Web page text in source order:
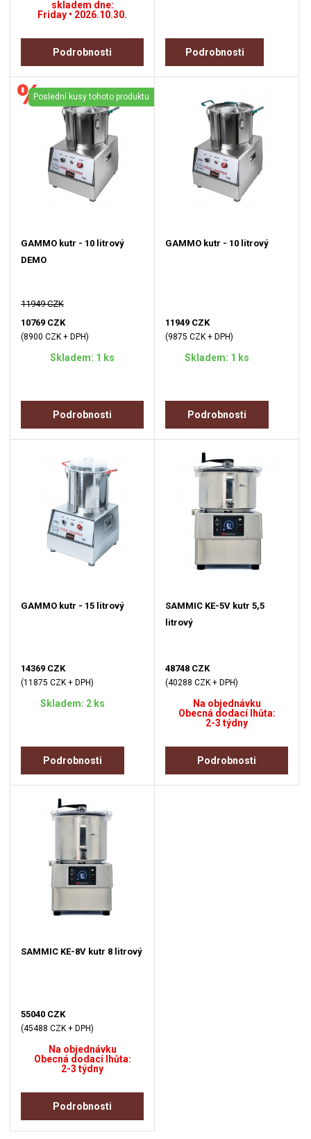
skladem dne:
Friday • 2026.10.30.
Podrobnosti Podrobnosti
Poslední kusy tohoto produktu
GAMMO kutr - 10 litrový
DEMO
11949 CZK
10769 CZK
(8900 CZK + DPH)
Skladem: 1 ks
Podrobnosti
GAMMO kutr - 10 litrový
11949 CZK
(9875 CZK + DPH)
Skladem: 1 ks
Podrobnosti
GAMMO kutr - 15 litrový
14369 CZK
(11875 CZK + DPH)
Skladem: 2 ks
Podrobnosti
SAMMIC KE-5V kutr 5,5
litrový
48748 CZK
(40288 CZK + DPH)
Na objednávku
Obecná dodací lhůta:
2-3 týdny
Podrobnosti
SAMMIC KE-8V kutr 8 litrový
55040 CZK
(45488 CZK + DPH)
Na objednávku
Obecná dodací lhůta:
2-3 týdny
Podrobnosti